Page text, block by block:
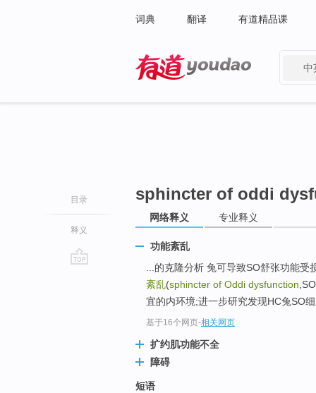
词典 翻译 有道精品课
中
目录
释义
sphincter of oddi
网络释义 专业释义
功能紊乱
...的克隆分析 兔可导致SO舒张功能
紊乱(sphincter of Oddi dysfunction
宜的内环境;进一步研究发现HC兔SO细
基于16个网页-相关网页
扩约肌功能不全
障碍
短语